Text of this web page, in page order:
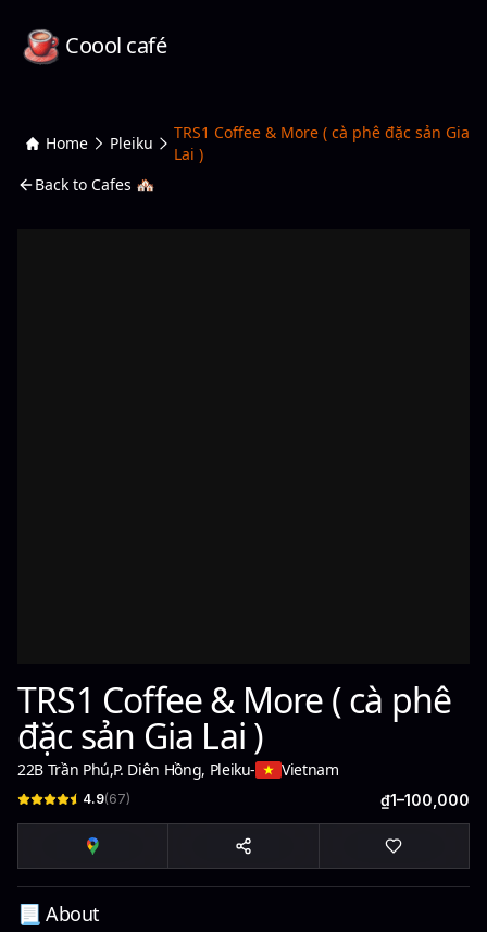
Coool café
Home Pleiku
TRS1 Coffee & More ( cà phê đặc sản Gia
Lai )
Back to Cafes 🏘️
TRS1 Coffee & More ( cà phê
đặc sản Gia Lai )
22B Trần Phú,P. Diên Hồng, Pleiku- Vietnam
4.9(67) ₫1–100,000
📃 About